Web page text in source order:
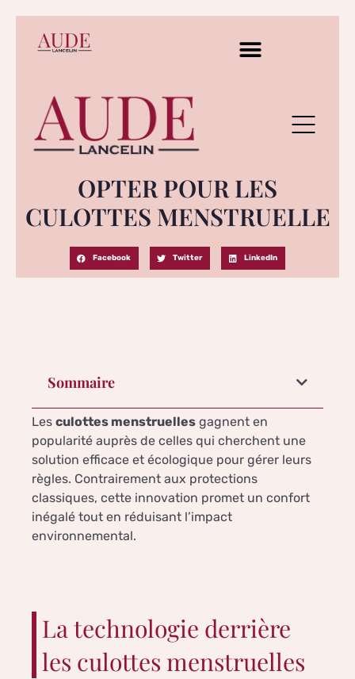
OPTER POUR LES
CULOTTES MENSTRUELLE
Facebook Twitter LinkedIn
Sommaire
Les culottes menstruelles gagnent en
popularité auprès de celles qui cherchent une
solution efficace et écologique pour gérer leurs
règles. Contrairement aux protections
classiques, cette innovation promet un confort
inégalé tout en réduisant l’impact
environnemental.
La technologie derrière
les culottes menstruelles